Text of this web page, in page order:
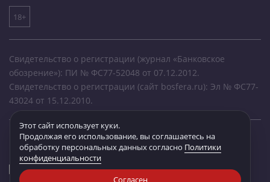
18+
Свидетельство о регистрации (журнал «Банковское
обозрение»): ПИ № ФС77-52048 от 07.12.2012.
Свидетельство о регистрации (сайт bosfera.ru): Эл № ФС77-
43024 от 15.12.2010.
Этот сайт использует куки.
Продолжая его использование, вы соглашаетесь на
обработку персональных данных согласно Политики
конфиденциальности
Согласен